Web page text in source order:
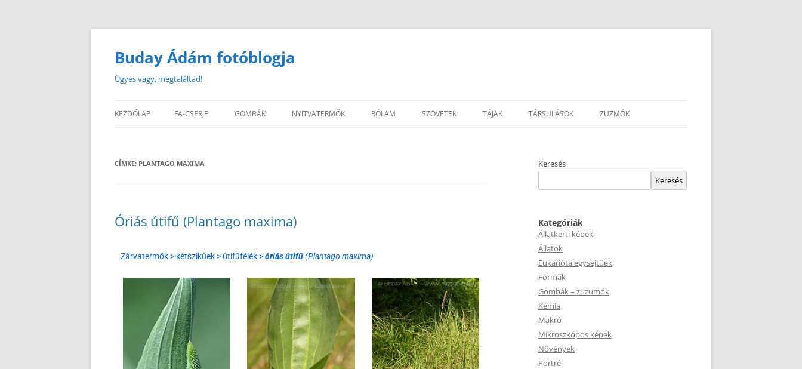
Buday Ádám fotóblogja
Ügyes vagy, megtaláltad!
KEZDŐLAP FA-CSERJE GOMBÁK NYITVATERMŐK RÓLAM SZÖVETEK TÁJAK TÁRSULÁSOK ZUZMÓK
CÍMKE: PLANTAGO MAXIMA
Óriás útifű (Plantago maxima)
Zárvatermők > kétszikűek > útifűfélék >óriás útifű(Plantago maxima)
Keresés
Keresés
Kategóriák
Állatkerti képek
Állatok
Eukarióta egysejtűek
Formák
Gombák – zuzumók
Kémia
Makró
Mikroszkópos képek
Növények
Portré